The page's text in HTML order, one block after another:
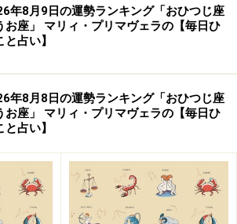
と、いろいろ都合が悪い人が現れそ
ていても気付かないフリをする、そ
るフリをするなど、手心を加えてい
レッスンと考えて、ポジティブフレ
ましょう。話がわかる人、空気が読
て、この先いろいろ融通を利かせても
う。
年8月9日の運勢ランキング「おひつじ座
お座」 マリィ・プリマヴェラの【毎日ひ
と占い】
年8月8日の運勢ランキング「おひつじ座
お座」 マリィ・プリマヴェラの【毎日ひ
と占い】